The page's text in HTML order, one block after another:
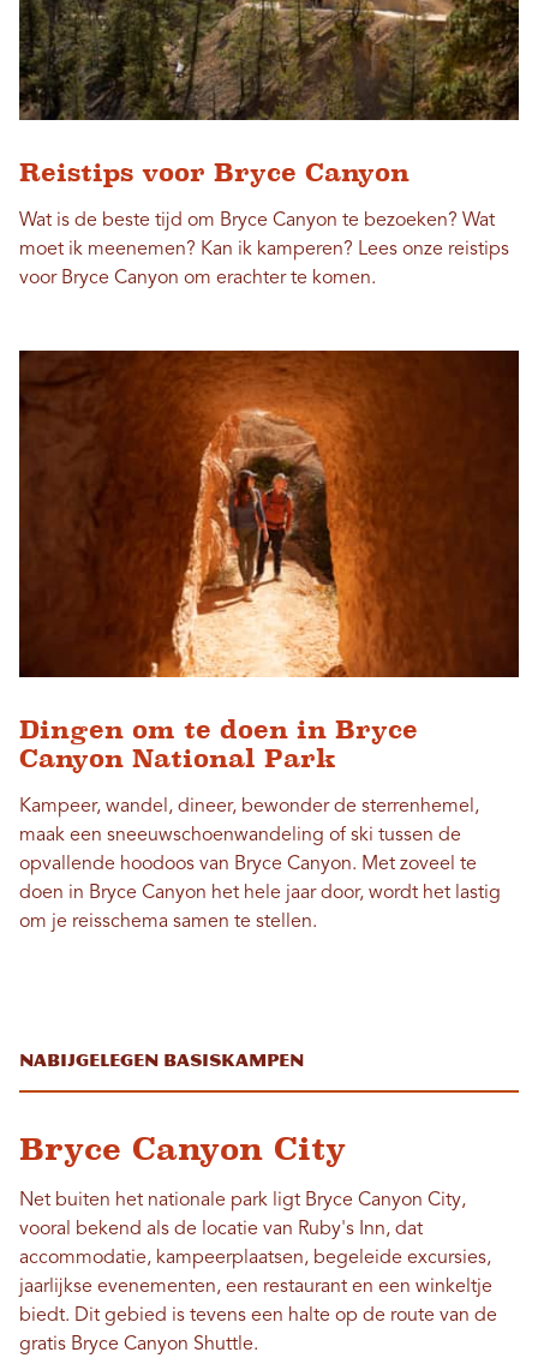
Reistips voor Bryce Canyon
Wat is de beste tijd om Bryce Canyon te bezoeken? Wat
moet ik meenemen? Kan ik kamperen? Lees onze reistips
voor Bryce Canyon om erachter te komen.
Dingen om te doen in Bryce
Canyon National Park
Kampeer, wandel, dineer, bewonder de sterrenhemel,
maak een sneeuwschoenwandeling of ski tussen de
opvallende hoodoos van Bryce Canyon. Met zoveel te
doen in Bryce Canyon het hele jaar door, wordt het lastig
om je reisschema samen te stellen.
Nabijgelegen basiskampen
Bryce Canyon City
Net buiten het nationale park ligt Bryce Canyon City,
vooral bekend als de locatie van Ruby's Inn, dat
accommodatie, kampeerplaatsen, begeleide excursies,
jaarlijkse evenementen, een restaurant en een winkeltje
biedt. Dit gebied is tevens een halte op de route van de
gratis Bryce Canyon Shuttle.